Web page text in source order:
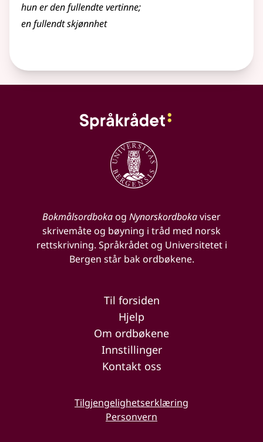
hun er denfullendtevertinne;
enfullendtskjønnhet
Bokmålsordbokaog Nynorskordbokaviser
skrivemåte og bøyning i tråd med norsk
rettskrivning. Språkrådet og Universitetet i
Bergen står bak ordbøkene.
Til forsiden
Hjelp
Om ordbøkene
Innstillinger
Kontakt oss
Tilgjengelighetserklæring
Personvern